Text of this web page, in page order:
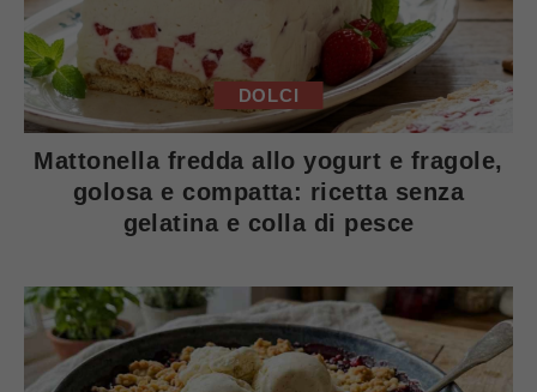
DOLCI
Mattonella fredda allo yogurt e fragole,
golosa e compatta: ricetta senza
gelatina e colla di pesce